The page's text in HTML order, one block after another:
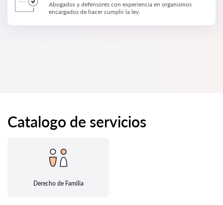
Abogados y defensores con experiencia en organismos
encargados de hacer cumplir la ley.
Catalogo de servicios
Derecho de Familia